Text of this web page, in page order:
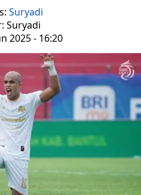
Suryadi
Suryadi
2025 - 16:20